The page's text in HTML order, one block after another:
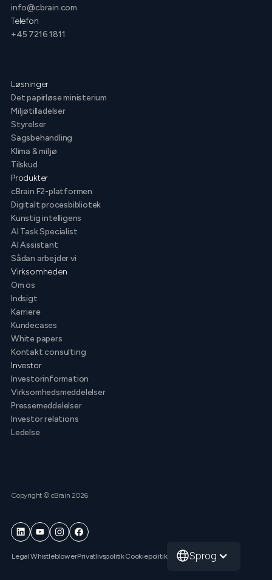
info@cbrain.com
Telefon
+45 7216 1811
Løsninger
Det papirløse ministerium
Miljøtilladelser
Styrelser
Sagsbehandling
Klima & miljø
Tilskud
Produkter
cBrain F2-platformen
Digitalt procesbibliotek
Kunstig intelligens
AI Task Specialist
AI Assistant
Sådan arbejder vi
Virksomheden
Om os
Indsigt
Karriere
Kundecases
White papers
Kontakt consulting
Investor
Investorinformation
Virksomhedsmeddelelser
Pressemeddelelser
Investor relations
Ledelse
Copyright © cBrain 2026
LegalWhistleblowerPrivatlivspolitikCookiepolitik Sprog